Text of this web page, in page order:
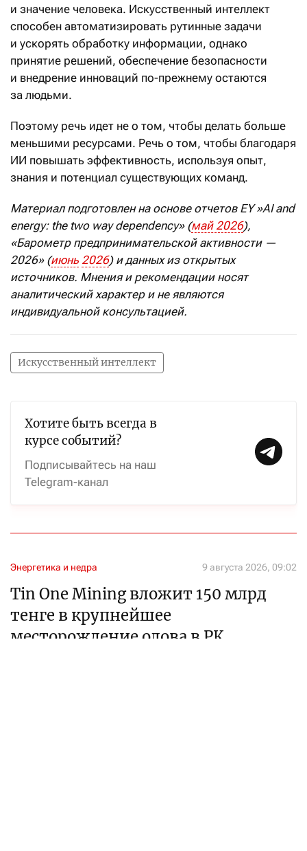
и значение человека. Искусственный интеллект
способен автоматизировать рутинные задачи
и ускорять обработку информации, однако
принятие решений, обеспечение безопасности
и внедрение инноваций по-прежнему остаются
за людьми.
Поэтому речь идет не о том, чтобы делать больше
меньшими ресурсами. Речь о том, чтобы благодаря
ИИ повышать эффективность, используя опыт,
знания и потенциал существующих команд.
Материал подготовлен на основе отчетов EY»AI and
energy: the two way dependency» (май 2026),
«Барометр предпринимательской активности —
2026» (июнь 2026) и данных из открытых
источников. Мнения и рекомендации носят
аналитический характер и не являются
индивидуальной консультацией.
Искусственный интеллект
Хотите быть всегда в
курсе событий?
Подписывайтесь на наш
Telegram-канал
Энергетика и недра 9 августа 2026, 09:02
Tin One Mining вложит 150 млрд
тенге в крупнейшее
месторождение олова в РК